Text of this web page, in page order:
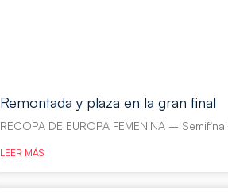
Remontada y plaza en la gran final
RECOPA DE EUROPA FEMENINA –
LEER MÁS